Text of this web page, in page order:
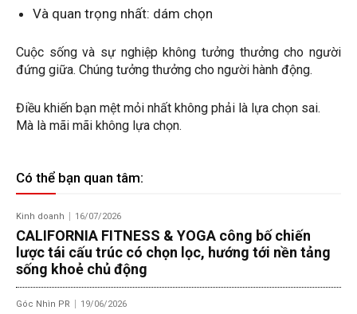
Và quan trọng nhất: dám chọn
Cuộc sống và sự nghiệp không tưởng thưởng cho người
đứng giữa. Chúng tưởng thưởng cho người hành động.
Điều khiến bạn mệt mỏi nhất không phải là lựa chọn sai.
Mà là mãi mãi không lựa chọn.
Có thể bạn quan tâm:
Kinh doanh 16/07/2026
CALIFORNIA FITNESS & YOGA công bố chiến
lược tái cấu trúc có chọn lọc, hướng tới nền tảng
sống khoẻ chủ động
Góc Nhìn PR 19/06/2026